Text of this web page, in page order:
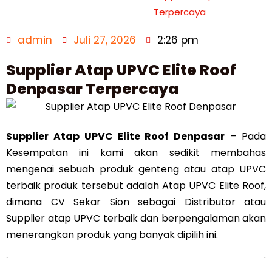
Terpercaya
admin Juli 27, 2026 2:26 pm
Supplier Atap UPVC Elite Roof
Denpasar Terpercaya
Supplier Atap UPVC Elite Roof Denpasar – Pada
Kesempatan ini kami akan sedikit membahas
mengenai sebuah produk genteng atau atap UPVC
terbaik produk tersebut adalah Atap UPVC Elite Roof,
dimana CV Sekar Sion sebagai Distributor atau
Supplier atap UPVC terbaik dan berpengalaman akan
menerangkan produk yang banyak dipilih ini.